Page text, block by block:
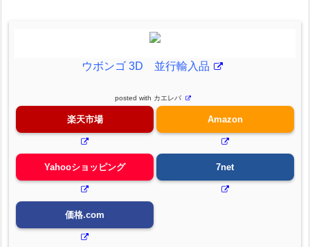
ウボンゴ 3D 並行輸入品
posted with カエレバ
楽天市場 Amazon
Yahooショッピング 7net
価格.com